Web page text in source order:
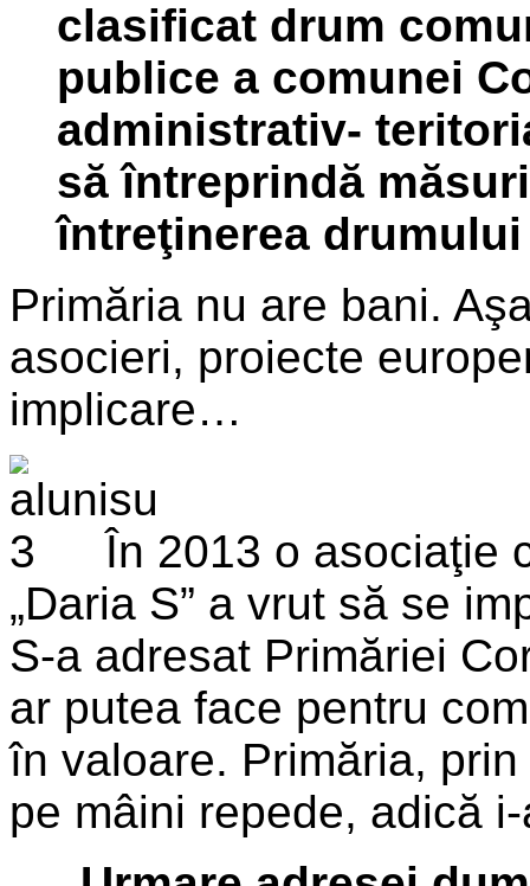
clasificat drum
publice a comunei
administrativ-
să întreprindă
întreţinerea
Primăria nu are bani.
asocieri, proiecte
implicare…
În 2013 o asociaţie
„Daria S” a vrut să se
S-a adresat Primăriei
ar putea face pentru
în valoare. Primăria,
pe mâini repede, adică